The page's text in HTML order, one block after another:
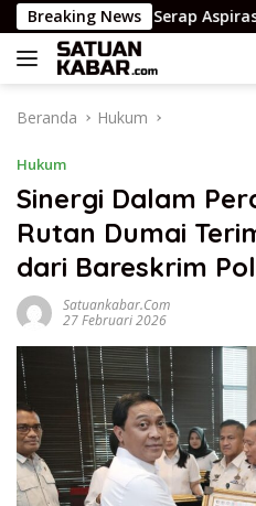
Langsung
ke
konten
Breaking News
Serap Aspirasi Warga
Beranda Hukum
Hukum
Sinergi Dalam
Rutan Dumai
dari Bareskrim
Satuankabar.com
27 Februari 2026